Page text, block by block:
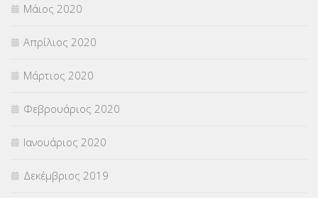
Μάιος 2020
Απρίλιος 2020
Μάρτιος 2020
Φεβρουάριος 2020
Ιανουάριος 2020
Δεκέμβριος 2019